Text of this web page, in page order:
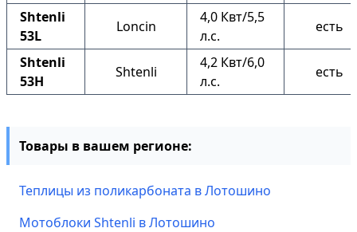
Shtenli
53L
Loncin
4,0 Квт/5,5
л.с.
есть
Shtenli
53H
Shtenli
4,2 Квт/6,0
л.с.
есть
Товары в вашем регионе:
Теплицы из поликарбоната в Лотошино
Мотоблоки Shtenli в Лотошино